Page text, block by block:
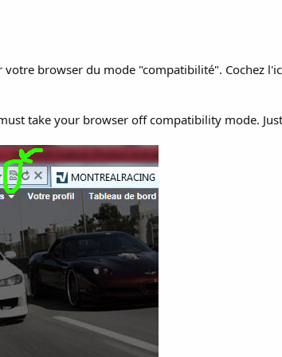
votre browser du mode "compatibilité". Cochez
take your browser off compatibility mode.